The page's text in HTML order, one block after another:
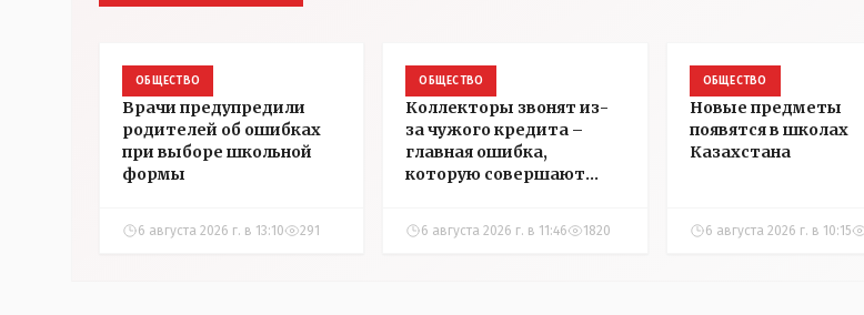
ОБЩЕСТВО
Врачи предупредили
родителей об ошибках
при выборе школьной
формы
6 августа 2026 г. в 13:10 291
ОБЩЕСТВО
Коллекторы звонят из-
за чужого кредита –
главная ошибка,
которую совершают
6 августа 2026 г. в 11:46 1820
ОБЩЕСТВО
Новые предметы
появятся в школах
Казахстана
6 августа 2026 г. в 10:15